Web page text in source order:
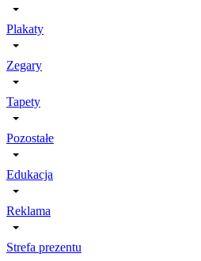
Plakaty
Zegary
Tapety
Pozostałe
Edukacja
Reklama
Strefa prezentu